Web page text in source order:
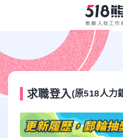
求職登入 (原518人力